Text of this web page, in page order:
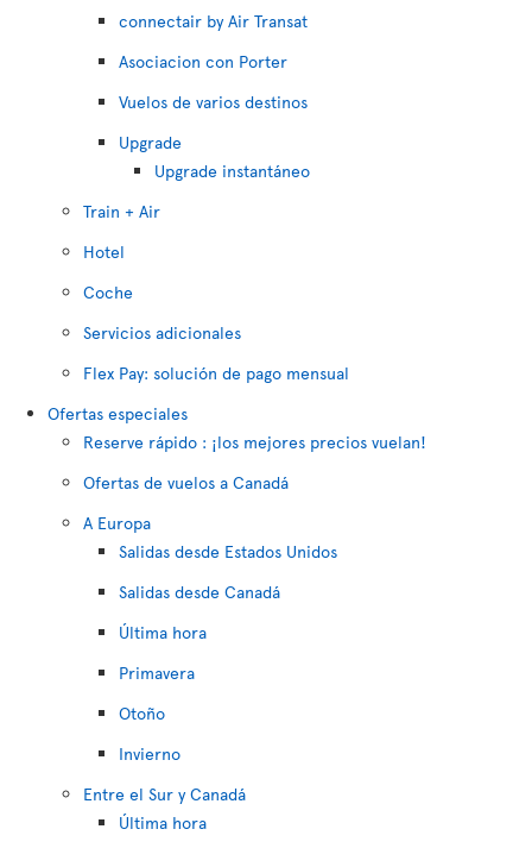
connectair by Air Transat
Asociacion con Porter
Vuelos de varios destinos
Upgrade
Upgrade instantáneo
Train + Air
Hotel
Coche
Servicios adicionales
Flex Pay: solución de pago mensual
Ofertas especiales
Reserve rápido : ¡los mejores precios vuelan!
Ofertas de vuelos a Canadá
A Europa
Salidas desde Estados Unidos
Salidas desde Canadá
Última hora
Primavera
Otoño
Invierno
Entre el Sur y Canadá
Última hora